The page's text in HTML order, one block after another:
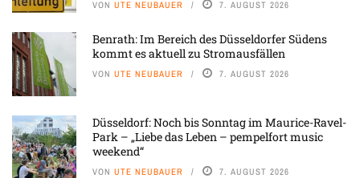
VON UTE NEUBAUER 7. AUGUST 2026
Benrath: Im Bereich des Düsseldorfer Südens
kommt es aktuell zu Stromausfällen
VON UTE NEUBAUER 7. AUGUST 2026
Düsseldorf: Noch bis Sonntag im Maurice-Ravel-
Park – „Liebe das Leben – pempelfort music
weekend“
VON UTE NEUBAUER 7. AUGUST 2026